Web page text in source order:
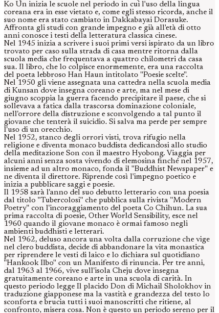
Ko Un inizia le scuole nel periodo in cui l'uso della lingua
coreana era in esse vietato e, come egli stesso ricorda, anche il
suo nome era stato cambiato in Dakkabayai Dorasuke.
Affronta gli studi con grande impegno e già all'età di otto
anni conosce i testi della letteratura classica cinese.
Nel 1945 inizia a scrivere i suoi primi versi ispirato da un libro
trovato per caso sulla strada di casa mentre ritorna dalla
scuola media che frequentava a quattro chilometri da casa
sua. Il libro, che lo colpisce enormemente, era una raccolta
del poeta lebbroso Han Haun intitolato "Poesie scelte".
Nel 1950 gli viene assegnata una cattedra nella scuola media
di Kunsan dove insegna coreano e arte, ma nel mese di
giugno scoppia la guerra facendo precipitare il paese, che si
sollevava a fatica dalla trascorsa dominazione coloniale,
nell'orrore della distruzione e sconvolgendo a tal punto il
giovane che tenterà il suicidio. Si salva ma perde per sempre
l'uso di un orecchio.
Nel 1952, stanco degli orrori visti, trova rifugio nella
religione e diventa monaco buddista dedicandosi allo studio
della meditazione Son con il maestro Hyobong. Viaggia per
alcuni anni senza sosta vivendo di elemosina finché nel 1957,
insieme ad un altro monaco, fonda il "Buddhist Newspaper" e
ne diventa il direttore. Riprende così l'impegno poetico e
inizia a pubblicare saggi e poesie.
Il 1958 sarà l'anno del suo debutto letterario con una poesia
dal titolo "Tubercolosi" che pubblica sulla rivista "Modern
Poetry" con l'incoraggiamento del poeta Co Chihun. La sua
prima raccolta di poesie, Other World Sensibility, esce nel
1960 quando il giovane monaco è ormai famoso negli
ambienti buddhisti e letterari.
Nel 1962, deluso ancora una volta dalla corruzione che vige
nel clero buddista, decide di abbandonare la vita monastica
per riprendere le vesti di laico e lo dichiara sul quotidiano
"Hankook Ilbo" con un Manifesto di rinuncia. Per tre anni,
dal 1963 al 1966, vive sull'isola Cheju dove insegna
gratuitamente coreano e arte in una scuola di carità. In
questo periodo legge Il placido Don di Michail Sholokhov in
traduzione giapponese ma la vastità e grandezza del testo lo
sconforta e brucia tutti i suoi manoscritti che ritiene, al
confronto, misera cosa. Non è questo un periodo sereno per il